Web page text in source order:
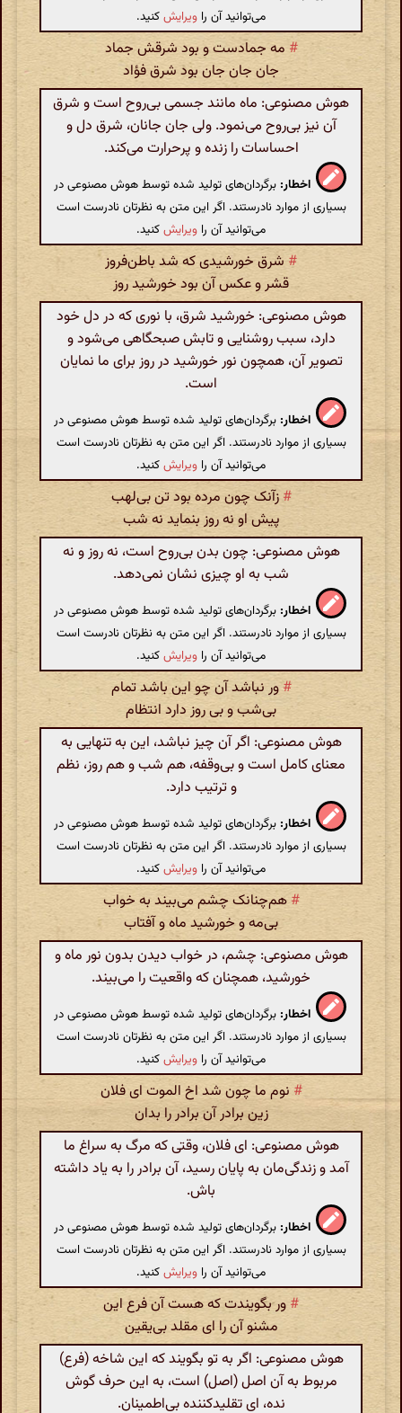
می‌توانید آن را ویرایشکنید.
# مه جمادست و بود شرقش جماد
جان جان جان بود شرق فؤاد
هوش مصنوعی: ماه مانند جسمی بی‌روح است و شرق
آن نیز بی‌روح می‌نمود. ولی جان جانان، شرق دل و
احساسات را زنده و پرحرارت می‌کند.
اخطار: برگردان‌های تولید شده توسط هوش مصنوعی در
بسیاری از موارد نادرستند. اگر این متن به نظرتان نادرست است
می‌توانید آن را ویرایشکنید.
# شرق خورشیدی که شد باطن‌فروز
قشر و عکس آن بود خورشید روز
هوش مصنوعی: خورشید شرق، با نوری که در دل خود
دارد، سبب روشنایی و تابش صبحگاهی می‌شود و
تصویر آن، همچون نور خورشید در روز برای ما نمایان
است.
اخطار: برگردان‌های تولید شده توسط هوش مصنوعی در
بسیاری از موارد نادرستند. اگر این متن به نظرتان نادرست است
می‌توانید آن را ویرایشکنید.
# زآنک چون مرده بود تن بی‌لهب
پیش او نه روز بنماید نه شب
هوش مصنوعی: چون بدن بی‌روح است، نه روز و نه
شب به او چیزی نشان نمی‌دهد.
اخطار: برگردان‌های تولید شده توسط هوش مصنوعی در
بسیاری از موارد نادرستند. اگر این متن به نظرتان نادرست است
می‌توانید آن را ویرایشکنید.
#ور نباشد آن چو این باشد تمام
بی‌شب و بی روز دارد انتظام
هوش مصنوعی: اگر آن چیز نباشد، این به تنهایی به
معنای کامل است و بی‌وقفه، هم شب و هم روز، نظم
و ترتیب دارد.
اخطار: برگردان‌های تولید شده توسط هوش مصنوعی در
بسیاری از موارد نادرستند. اگر این متن به نظرتان نادرست است
می‌توانید آن را ویرایشکنید.
# هم‌چنانک چشم می‌بیند به خواب
بی‌مه و خورشید ماه و آفتاب
هوش مصنوعی: چشم، در خواب دیدن بدون نور ماه و
خورشید، همچنان که واقعیت را می‌بیند.
اخطار: برگردان‌های تولید شده توسط هوش مصنوعی در
بسیاری از موارد نادرستند. اگر این متن به نظرتان نادرست است
می‌توانید آن را ویرایشکنید.
# نوم ما چون شد اخ الموت ای فلان
زین برادر آن برادر را بدان
هوش مصنوعی: ای فلان، وقتی که مرگ به سراغ ما
آمد و زندگی‌مان به پایان رسید، آن برادر را به یاد داشته
باش.
اخطار: برگردان‌های تولید شده توسط هوش مصنوعی در
بسیاری از موارد نادرستند. اگر این متن به نظرتان نادرست است
می‌توانید آن را ویرایشکنید.
# ور بگویندت که هست آن فرع این
مشنو آن را ای مقلد بی‌یقین
هوش مصنوعی: اگر به تو بگویند که این شاخه (فرع)
مربوط به آن اصل (اصل) است، به این حرف گوش
نده، ای تقلیدکننده بی‌اطمینان.